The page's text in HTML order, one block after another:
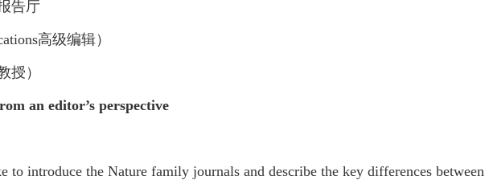
告厅
高级编辑）
授）
an editor’s perspective
introduce the Nature family journals and describe the key differences between